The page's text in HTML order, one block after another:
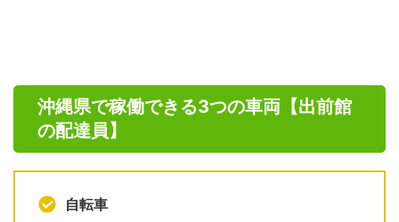
沖縄県で稼働できる3つの車両【出前館
の配達員】
自転車